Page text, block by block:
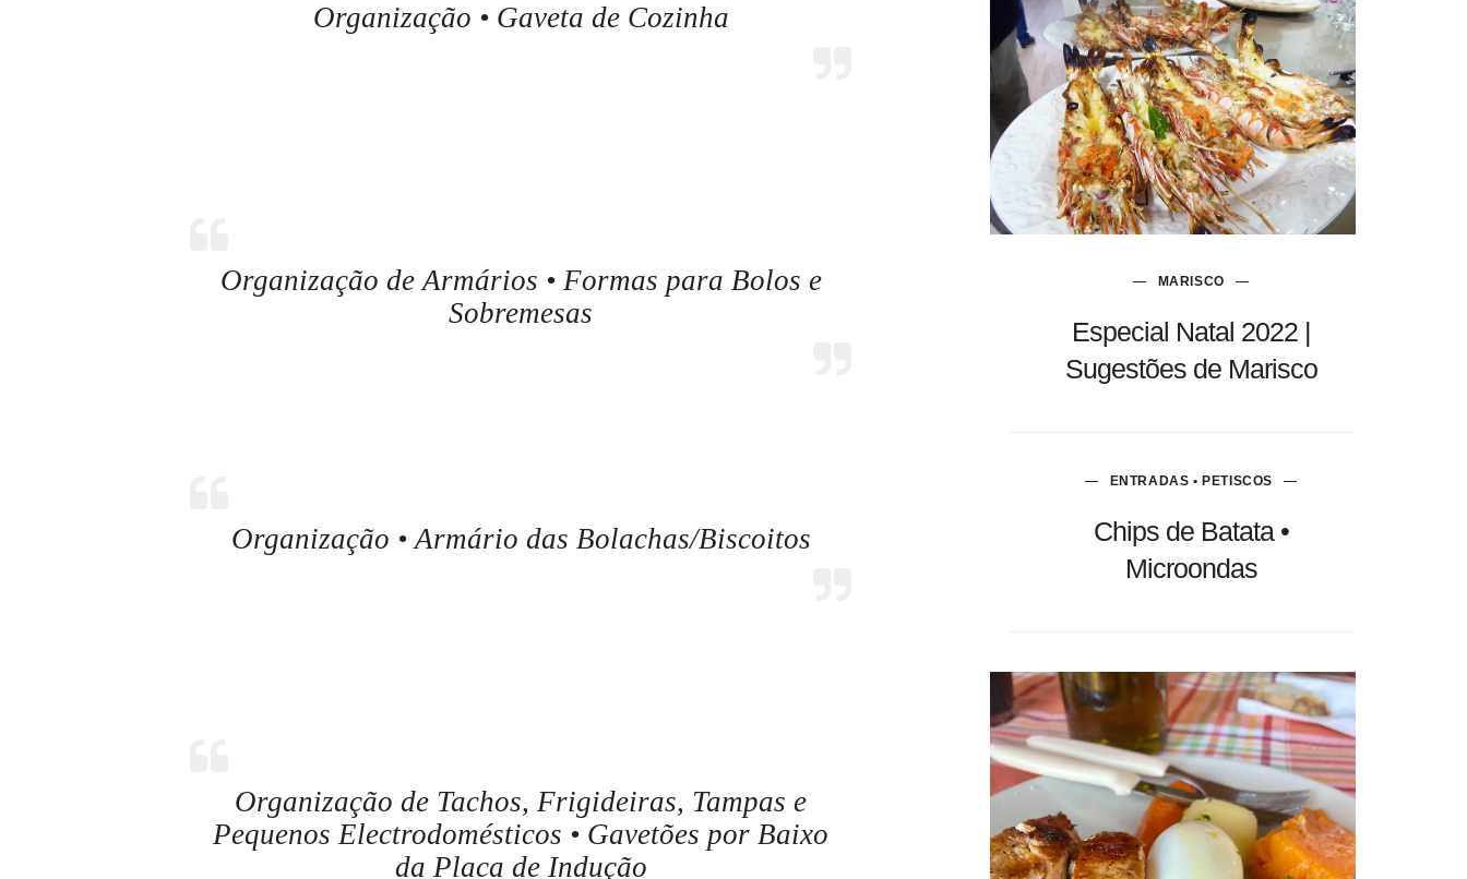
Organização • Gaveta de Cozinha
Organização de Armários • Formas para Bolos e
Sobremesas
Organização • Armário das Bolachas/Biscoitos
Organização de Tachos, Frigideiras, Tampas e
Pequenos Electrodomésticos • Gavetões por Baixo
da Placa de Indução
MARISCO
Especial Natal 2022 |
Sugestões de Marisco
ENTRADAS • PETISCOS
Chips de Batata •
Microondas